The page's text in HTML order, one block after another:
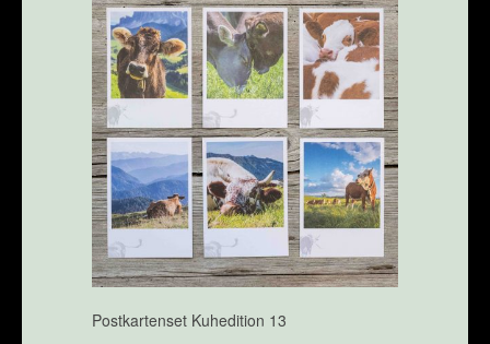
Postkartenset Kuhedition 13